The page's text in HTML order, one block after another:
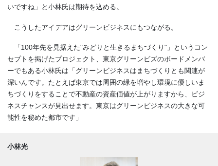
いですね」と小林氏は期待を込める。
こうしたアイデアはグリーンビジネスにもつながる。
「100年先を見据えた"みどりと生きるまちづくり"」というコン
セプトを掲げたプロジェクト、東京グリーンビズのボードメンバ
ーでもある小林氏は「グリーンビジネスはまちづくりとも関連が
深いんです。たとえば東京では周囲の緑を増やし環境に優しいま
ちづくりをすることで不動産の資産価値が上がりますから、ビジ
ネスチャンスが見出せます。東京はグリーンビジネスの大きな可
能性を秘めた都市です」
小林光